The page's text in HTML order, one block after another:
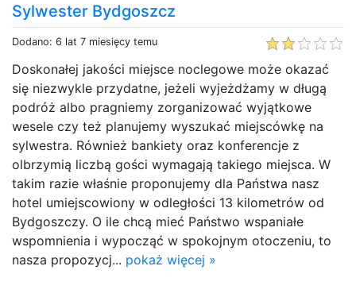
Sylwester Bydgoszcz
Dodano: 6 lat 7 miesięcy temu
Doskonałej jakości miejsce noclegowe może okazać
się niezwykle przydatne, jeżeli wyjeżdżamy w długą
podróż albo pragniemy zorganizować wyjątkowe
wesele czy też planujemy wyszukać miejscówkę na
sylwestra. Również bankiety oraz konferencje z
olbrzymią liczbą gości wymagają takiego miejsca. W
takim razie właśnie proponujemy dla Państwa nasz
hotel umiejscowiony w odległości 13 kilometrów od
Bydgoszczy. O ile chcą mieć Państwo wspaniałe
wspomnienia i wypocząć w spokojnym otoczeniu, to
nasza propozycj... pokaż więcej »